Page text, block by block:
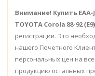
Внимание! Купить
TOYOTA Corola 88-92
регистрации. Это
нашего Почетного
персональных цен на все
продукцию остальных